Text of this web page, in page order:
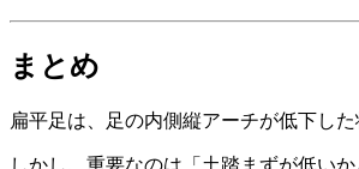
まとめ
扁平足は、足の内側縦アーチが低下した
しかし、重要なのは「土踏まずが低い